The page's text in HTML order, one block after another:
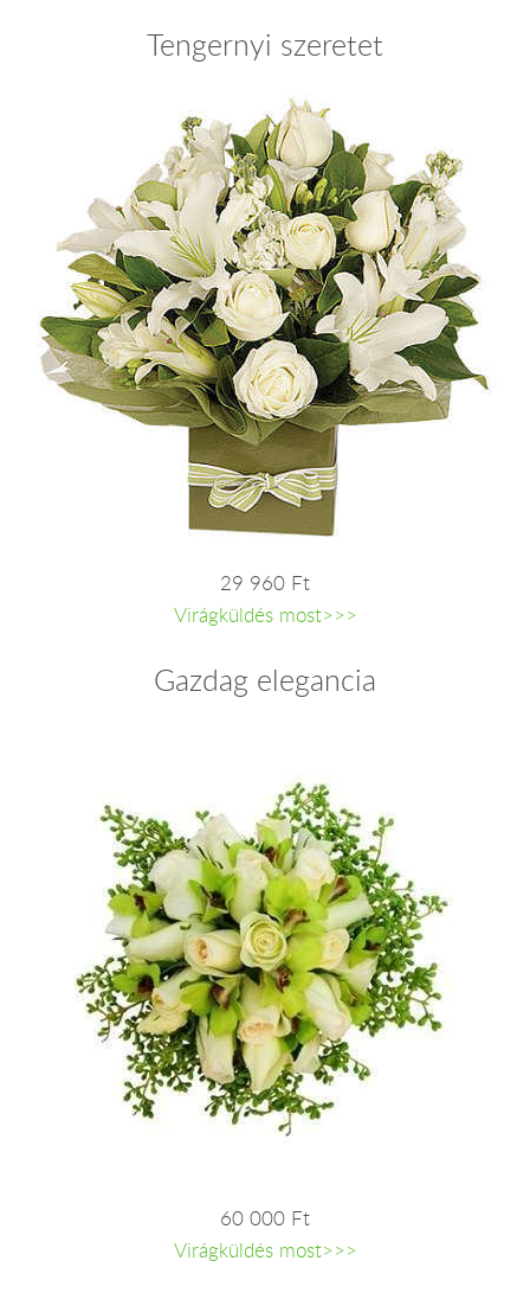
Tengernyi szeretet
29 960 Ft
Virágküldés most>>>
Gazdag elegancia
60 000 Ft
Virágküldés most>>>